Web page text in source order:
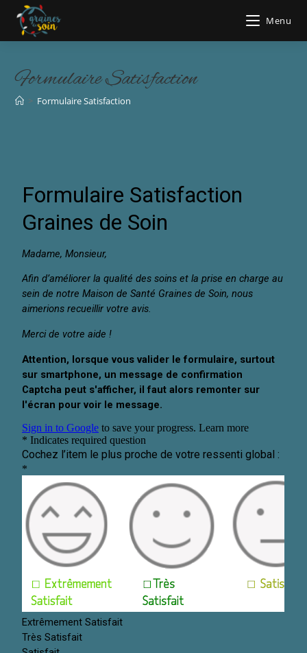
Menu
Formulaire Satisfaction
> Formulaire Satisfaction